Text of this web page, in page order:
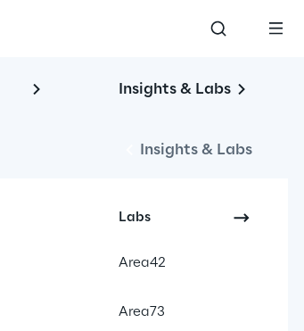
Insights & Labs
Insights & Labs
Labs
Area42
Area73